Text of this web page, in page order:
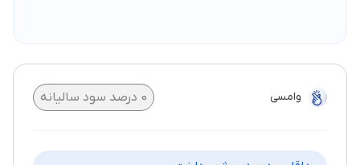
وامسی 0 درصد سود سالیانه